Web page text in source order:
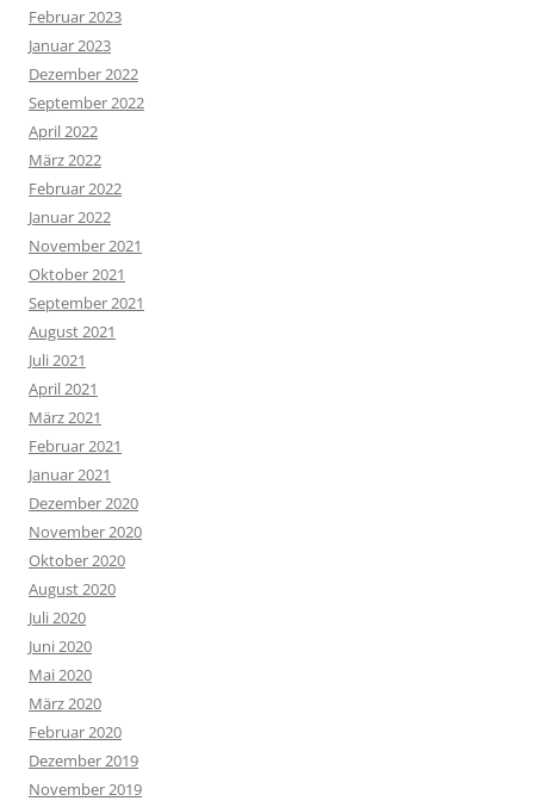
Februar 2023
Januar 2023
Dezember 2022
September 2022
April 2022
März 2022
Februar 2022
Januar 2022
November 2021
Oktober 2021
September 2021
August 2021
Juli 2021
April 2021
März 2021
Februar 2021
Januar 2021
Dezember 2020
November 2020
Oktober 2020
August 2020
Juli 2020
Juni 2020
Mai 2020
März 2020
Februar 2020
Dezember 2019
November 2019